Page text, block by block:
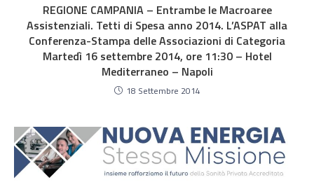
REGIONE CAMPANIA – Entrambe le Macroaree
Assistenziali. Tetti di Spesa anno 2014. L’ASPAT alla
Conferenza-Stampa delle Associazioni di Categoria
Martedì 16 settembre 2014, ore 11:30 – Hotel
Mediterraneo – Napoli
18 Settembre 2014